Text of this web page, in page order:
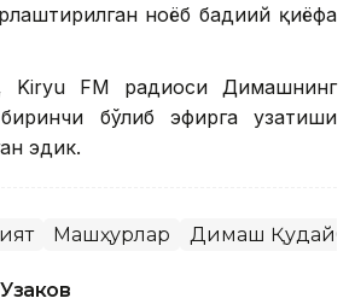
ноёб бадиий қиёфа
Kiryu FM радиоси Димашнинг
бўлиб эфирга узатиши
эдик.
Машҳурлар Димаш